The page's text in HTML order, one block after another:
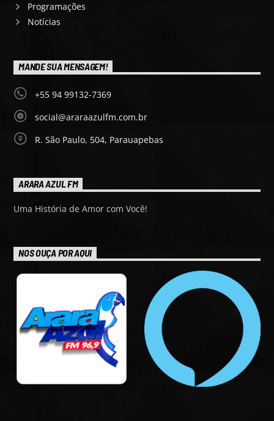
Programações
Notícias
MANDE SUA MENSAGEM!
+55 94 99132-7369
social@araraazulfm.com.br
R. São Paulo, 504, Parauapebas
ARARA AZUL FM
Uma História de Amor com Você!
NOS OUÇA POR AQUI